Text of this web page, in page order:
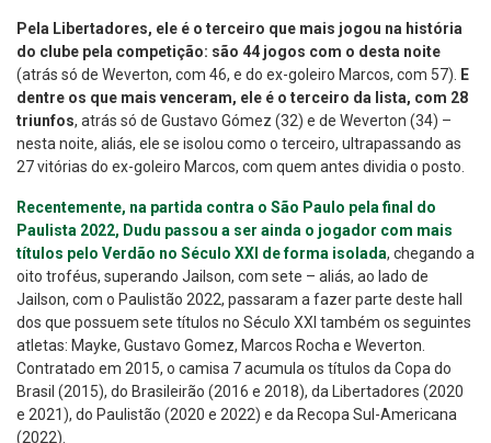
Pela Libertadores, ele é o terceiro que mais jogou na história
do clube pela competição: são 44 jogos com o desta noite
(atrás só de Weverton, com 46, e do ex-goleiro Marcos, com 57).
E
dentre os que mais venceram, ele é o terceiro da lista, com 28
triunfos, atrás só de Gustavo Gómez (32) e de Weverton (34) –
nesta noite, aliás, ele se isolou como o terceiro, ultrapassando as
27 vitórias do ex-goleiro Marcos, com quem antes dividia o posto.
Recentemente, na partida contra o São Paulo pela final do
Paulista 2022, Dudu passou a ser ainda o jogador com mais
títulos pelo Verdão no Século XXI de forma isolada, chegando a
oito troféus, superando Jailson, com sete – aliás, ao lado de
Jailson, com o Paulistão 2022, passaram a fazer parte deste hall
dos que possuem sete títulos no Século XXI também os seguintes
atletas: Mayke, Gustavo Gomez, Marcos Rocha e Weverton.
Contratado em 2015, o camisa 7 acumula os títulos da Copa do
Brasil (2015), do Brasileirão (2016 e 2018), da Libertadores (2020
e 2021), do Paulistão (2020 e 2022) e da Recopa Sul-Americana
(2022).